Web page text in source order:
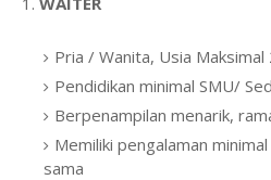
Pria / Wanita, Usia Maksimal
Pendidikan minimal SMU/
Berpenampilan menarik,
Memiliki pengalaman
sama